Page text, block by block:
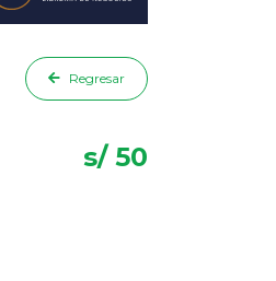
Regresar
s/ 50